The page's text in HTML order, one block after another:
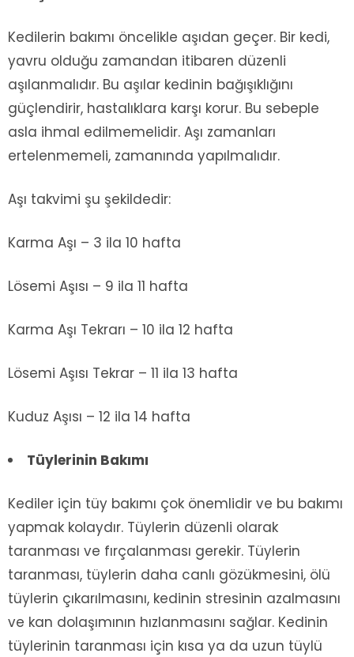
Kedilerin bakımı öncelikle aşıdan geçer. Bir kedi,
yavru olduğu zamandan itibaren düzenli
aşılanmalıdır. Bu aşılar kedinin bağışıklığını
güçlendirir, hastalıklara karşı korur. Bu sebeple
asla ihmal edilmemelidir. Aşı zamanları
ertelenmemeli, zamanında yapılmalıdır.
Aşı takvimi şu şekildedir:
Karma Aşı – 3 ila 10 hafta
Lösemi Aşısı – 9 ila 11 hafta
Karma Aşı Tekrarı – 10 ila 12 hafta
Lösemi Aşısı Tekrar – 11 ila 13 hafta
Kuduz Aşısı – 12 ila 14 hafta
Tüylerinin Bakımı
Kediler için tüy bakımı çok önemlidir ve bu bakımı
yapmak kolaydır. Tüylerin düzenli olarak
taranması ve fırçalanması gerekir. Tüylerin
taranması, tüylerin daha canlı gözükmesini, ölü
tüylerin çıkarılmasını, kedinin stresinin azalmasını
ve kan dolaşımının hızlanmasını sağlar. Kedinin
tüylerinin taranması için kısa ya da uzun tüylü